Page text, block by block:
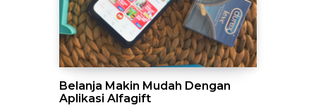
Belanja Makin Mudah Dengan
Aplikasi Alfagift